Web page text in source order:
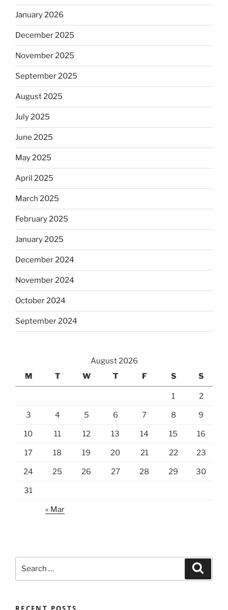
January 2026
December 2025
November 2025
September 2025
August 2025
July 2025
June 2025
May 2025
April 2025
March 2025
February 2025
January 2025
December 2024
November 2024
October 2024
September 2024
August 2026
M
T W T F S S
1 2
3 4 5 6 7 8 9
10 11 12 13 14 15 16
17 18 19 20 21 22 23
24 25 26 27 28 29 30
31
« Mar